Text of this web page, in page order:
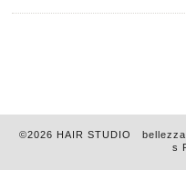
©2026 HAIR STUDIO bellezza
s